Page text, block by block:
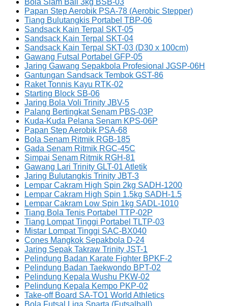
Papan Step Aerobik PSA-78 (Aerobic Stepper)
Tiang Bulutangkis Portabel TBP-06
Sandsack Kain Terpal SKT-05
Sandsack Kain Terpal SKT-04
Sandsack Kain Terpal SKT-03 (D30 x 100cm)
Gawang Futsal Portabel GFP-05
Jaring Gawang Sepakbola Profesional JGSP-06H
Gantungan Sandsack Tembok GST-86
Raket Tonnis Kayu RTK-02
Starting Block SB-06
Jaring Bola Voli Trinity JBV-5
Palang Bertingkat Senam PBS-03P
Kuda-Kuda Pelana Senam KPS-06P
Papan Step Aerobik PSA-68
Bola Senam Ritmik RGB-185
Gada Senam Ritmik RGC-45C
Simpai Senam Ritmik RGH-81
Gawang Lari Trinity GLT-01 Atletik
Jaring Bulutangkis Trinity JBT-3
Lempar Cakram High Spin 2kg SADH-1200
Lempar Cakram High Spin 1.5kg SADH-1.5
Lempar Cakram Low Spin 1kg SADL-1010
Tiang Bola Tenis Portabel TTP-02P
Tiang Lompat Tinggi Portabel TLTP-03
Mistar Lompat Tinggi SAC-BX040
Cones Mangkok Sepakbola D-24
Jaring Sepak Takraw Trinity JST-1
Pelindung Badan Karate Fighter BPKF-2
Pelindung Badan Taekwondo BPT-02
Pelindung Kepala Wushu PKW-02
Pelindung Kepala Kempo PKP-02
Take-off Board SA-TO1 World Athletics
Bola Futsal Liga Sparta (Futsalball)